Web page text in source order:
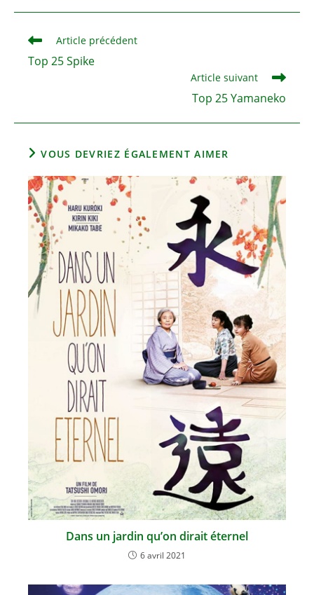
autre autre
Read
articles
Article précédent
Top 25 Spike
Article suivant
Top 25 Yamaneko
VOUS DEVRIEZ ÉGALEMENT AIMER
Dans un jardin qu’on dirait éternel
6 avril 2021